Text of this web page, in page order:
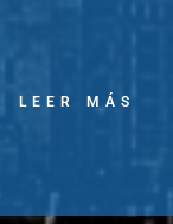
LEER MÁS